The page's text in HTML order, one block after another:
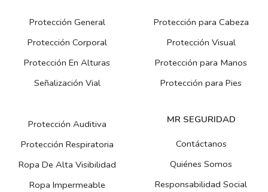
Protección General
Protección Corporal
Protección En Alturas
Señalización Vial
Protección para Cabeza
Protección Visual
Protección para Manos
Protección para Pies
Protección Auditiva
Protección Respiratoria
Ropa De Alta Visibilidad
Ropa Impermeable
MR SEGURIDAD
Contáctanos
Quiénes Somos
Responsabilidad Social